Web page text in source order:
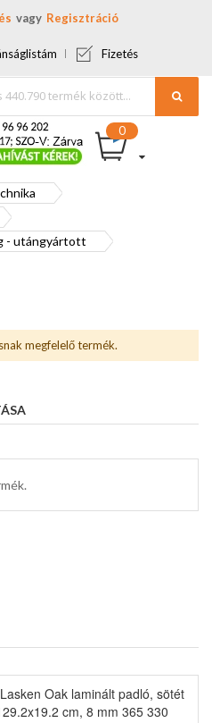
Regisztráció
Fizetés
- utángyártott
megfelelő termék.
Oak laminált padló, sötét
cm, 8 mm 365 330